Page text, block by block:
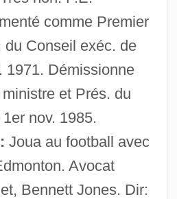
comme Premier
du Conseil exéc. de
1971. Démissionne
et Prés. du
nov. 1985.
Joua au football avec
Avocat
Bennett Jones. Dir: